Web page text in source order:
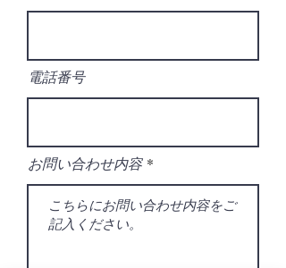
電話番号
お問い合わせ内容